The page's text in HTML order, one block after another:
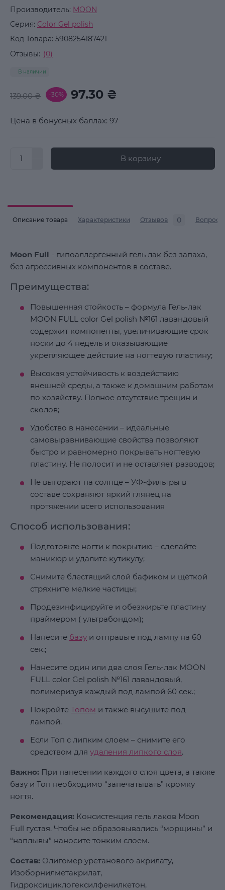
Производитель: MOON
Серия: Color Gel polish
Код Товара: 5908254187421
Отзывы: (0)
В наличии
139.00 ₴ -30% 97.30 ₴
Цена в бонусных баллах: 97
В корзину
Описание товара Характеристики Отзывов 0 Вопросы
Moon Full - гипоаллергенный гель лак без запаха,
без агрессивных компонентов в составе.
Преимущества:
Повышенная стойкость – формула Гель-лак
MOON FULL color Gel polish №161 лавандовый
содержит компоненты, увеличивающие срок
носки до 4 недель и оказывающие
укрепляющее действие на ногтевую пластину;
Высокая устойчивость к воздействию
внешней среды, а также к домашним работам
по хозяйству. Полное отсутствие трещин и
сколов;
Удобство в нанесении – идеальные
самовыравнивающие свойства позволяют
быстро и равномерно покрывать ногтевую
пластину. Не полосит и не оставляет разводов;
Не выгорают на солнце – УФ-фильтры в
составе сохраняют яркий глянец на
протяжении всего использования
Способ использования:
Подготовьте ногти к покрытию – сделайте
маникюр и удалите кутикулу;
Снимите блестящий слой бафиком и щёткой
стряхните мелкие частицы;
Продезинфицируйте и обезжирьте пластину
праймером ( ультрабондом);
Нанесите базу и отправьте под лампу на 60
сек.;
Нанесите один или два слоя Гель-лак MOON
FULL color Gel polish №161 лавандовый,
полимеризуя каждый под лампой 60 сек.;
Покройте Топом и также высушите под
лампой.
Если Топ с липким слоем – снимите его
средством для удаления липкого слоя.
Важно: При нанесении каждого слоя цвета, а также
базу и Топ необходимо “запечатывать” кромку
ногтя.
Рекомендация: Консистенция гель лаков Moon
Full густая. Чтобы не образовывались “морщины” и
“наплывы” наносите тонким слоем.
Состав: Олигомер уретанового акрилату,
Изоборнилметакрилат,
Гидроксициклогексилфенилкетон,